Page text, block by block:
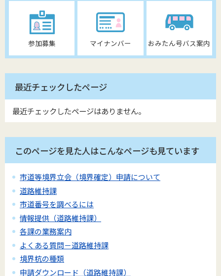
参加募集 マイナンバー おみたん号バス案内
最近チェックしたページ
最近チェックしたページはありません。
このページを見た人はこんなページも見ています
市道等境界立会（境界確定）申請について
道路維持課
市道番号を調べるには
情報提供（道路維持課）
各課の業務案内
よくある質問－道路維持課
境界杭の種類
申請ダウンロード（道路維持課）